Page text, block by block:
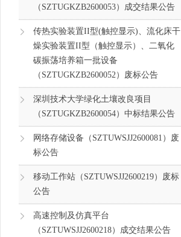
（SZTUGKZB2600053）成交结果公告
传热实验装置II型(触控显示)、流化床干
燥实验装置II型（触控显示）、二氧化
碳振荡培养箱一批设备
（SZTUGKZB2600052）废标公告
深圳技术大学绿化土壤改良项目
（SZTUGKZB2600054）中标结果公告
网络存储设备（SZTUWSJJ2600081）废
标公告
移动工作站（SZTUWSJJ2600219）废标
公告
高速控制及仿真平台
（SZTUWSJJ2600218）成交结果公告